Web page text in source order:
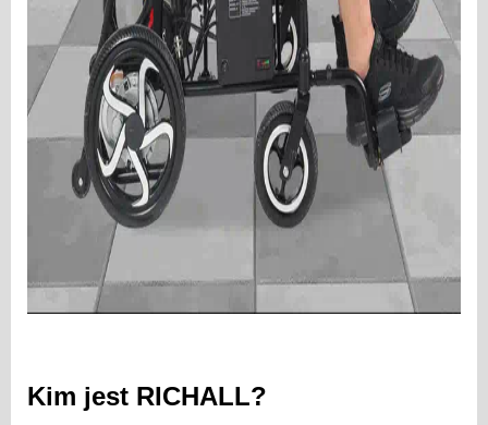
Kim jest RICHALL?